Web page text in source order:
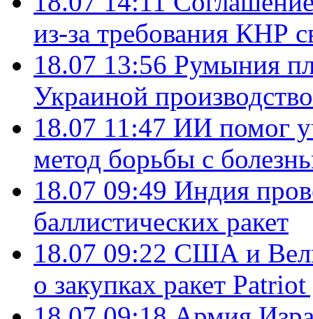
из-за требования КНР
18.07 13:56 Румыния
Украиной
18.07 11:47 ИИ помог
метод борьбы с
18.07 09:49 Индия
баллистических ракет
18.07 09:22 США и
о закупках ракет